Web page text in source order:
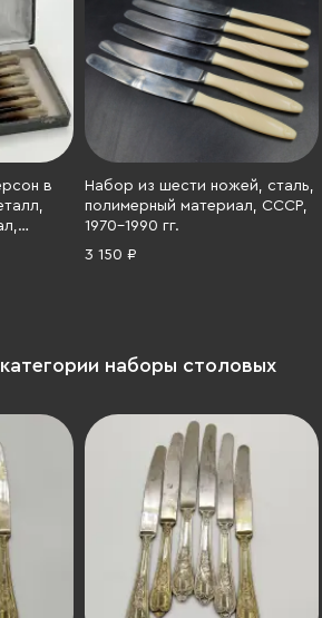
в
1990 гг.
Набор из шести ножей, сталь,
полимерный материал, СССР,
1970-1990 гг.
3 150 ₽
наборы столовых